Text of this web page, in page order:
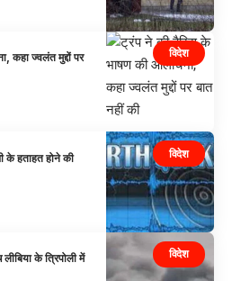
विदेश
कहा ज्वलंत मुद्दों पर
विदेश
के हताहत होने की
विदेश
के त्रिपोली में